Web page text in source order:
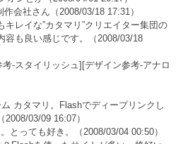
作会社さん （2008/03/18 17:31）
キレイな”カタマリ”クリエイター集団の
も良い感じです。
（2008/03/18
-スタイリッシュ][デザイン参考-アナロ
カタマリ。Flashでディープリンクし
（2008/03/09 16:07）
とっても好き。
（2008/03/04 00:50）